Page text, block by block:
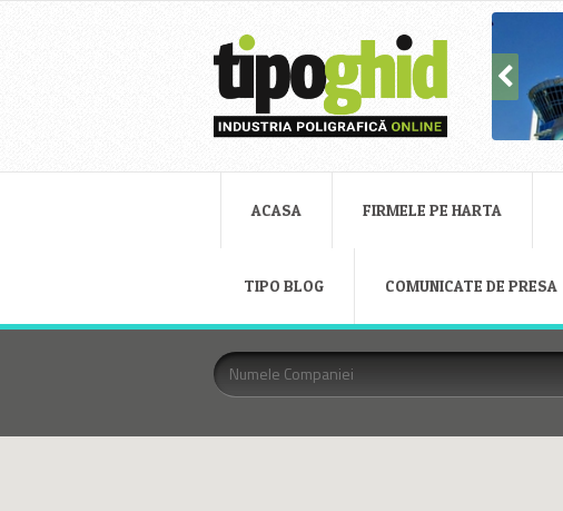
ACASA FIRMELE PE HARTA
TIPO BLOG COMUNICATE DE PRESA